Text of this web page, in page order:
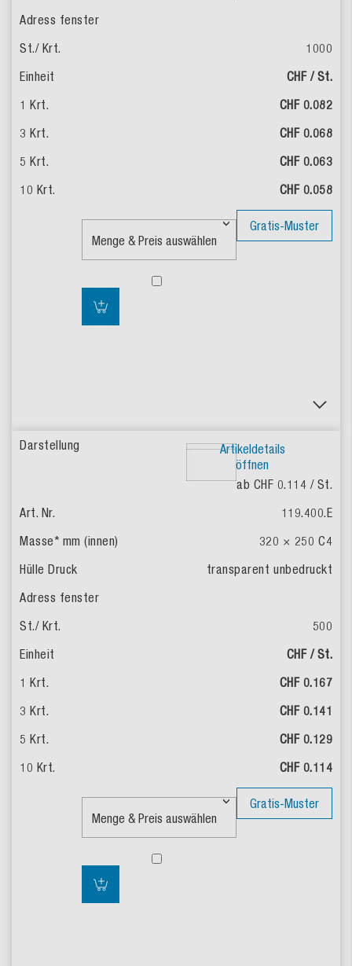
1000
CHF / St.
CHF 0.082
CHF 0.068
CHF 0.063
CHF 0.058
Gratis-Muster
Artikeldetails
öffnen
ab CHF 0.114 / St.
119.400.E
320 × 250 C4
transparent unbedruckt
500
CHF / St.
CHF 0.167
CHF 0.141
CHF 0.129
CHF 0.114
Gratis-Muster